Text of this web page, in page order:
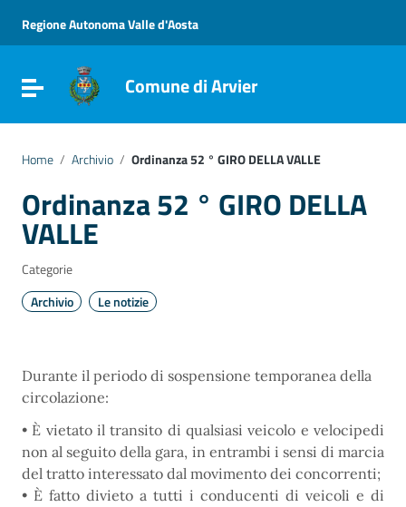
Vai al menu di navigazione
Vai al footer
Regione Autonoma Valle d'Aosta
Attiva / disattiva la navigazione
Comune di Arvier
Home / Archivio / Ordinanza 52 ° GIRO DELLA VALLE
Ordinanza 52 ° GIRO DELLA
VALLE
Categorie
Archivio
Le notizie
Durante il periodo di sospensione temporanea della
circolazione:
• È vietato il transito di qualsiasi veicolo e velocipedi
non al seguito della gara, in entrambi i sensi di marcia
del tratto interessato dal movimento dei concorrenti;
• È fatto divieto a tutti i conducenti di veicoli e di